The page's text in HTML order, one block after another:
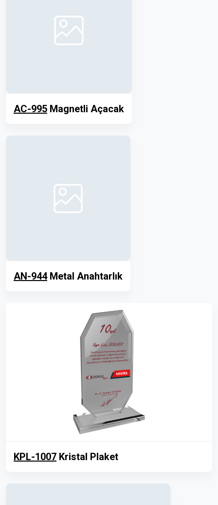
AC-995 Magnetli Açacak
AN-944Metal Anahtarlık
KPL-1007 Kristal Plaket